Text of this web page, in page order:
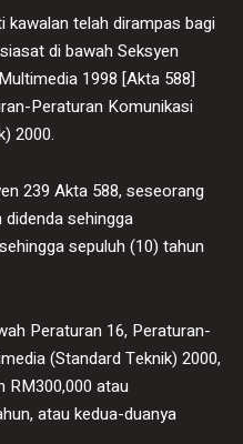
kawalan telah dirampas bagi
di bawah Seksyen
1998 [Akta 588]
Peraturan Komunikasi
2000.
239 Akta 588, seseorang
sehingga
sepuluh (10) tahun
Peraturan 16, Peraturan-
(Standard Teknik) 2000,
RM300,000 atau
atau kedua-duanya